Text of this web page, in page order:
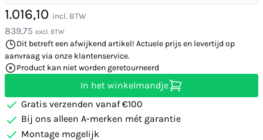
1.016,10 incl. BTW
839,75 excl. BTW
Dit betreft een afwijkend artikel! Actuele prijs en levertijd op
aanvraag via onze klantenservice.
Product kan niet worden geretourneerd
In het winkelmandje
Gratis verzenden vanaf €100
Bij ons alleen A-merken mét garantie
Montage mogelijk